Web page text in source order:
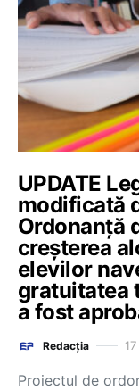
UPDATE
modificată
Ordonanță
creșterea
elevilor
gratuitatea
a fost
Redacția
Proiectul de